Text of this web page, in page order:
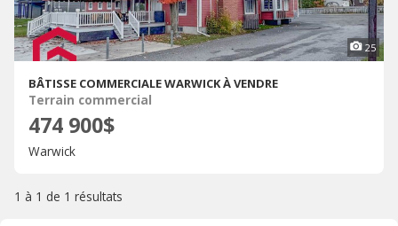
25
BÂTISSE COMMERCIALE WARWICK À VENDRE
Terrain commercial
474 900$
Warwick
1 à 1 de 1 résultats